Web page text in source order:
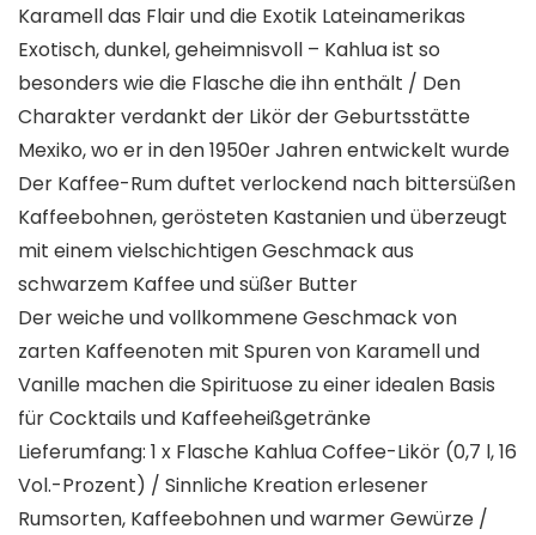
Karamell das Flair und die Exotik Lateinamerikas
Exotisch, dunkel, geheimnisvoll – Kahlua ist so
besonders wie die Flasche die ihn enthält / Den
Charakter verdankt der Likör der Geburtsstätte
Mexiko, wo er in den 1950er Jahren entwickelt wurde
Der Kaffee-Rum duftet verlockend nach bittersüßen
Kaffeebohnen, gerösteten Kastanien und überzeugt
mit einem vielschichtigen Geschmack aus
schwarzem Kaffee und süßer Butter
Der weiche und vollkommene Geschmack von
zarten Kaffeenoten mit Spuren von Karamell und
Vanille machen die Spirituose zu einer idealen Basis
für Cocktails und Kaffeeheißgetränke
Lieferumfang: 1 x Flasche Kahlua Coffee-Likör (0,7 l, 16
Vol.-Prozent) / Sinnliche Kreation erlesener
Rumsorten, Kaffeebohnen und warmer Gewürze /